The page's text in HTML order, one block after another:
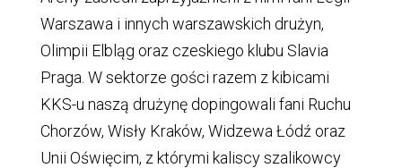
Warszawa i innych warszawskich drużyn,
Olimpii Elbląg oraz czeskiego klubu Slavia
Praga. W sektorze gości razem z kibicami
KKS-u naszą drużynę dopingowali fani Ruchu
Chorzów, Wisły Kraków, Widzewa Łódź oraz
Unii Oświęcim, z którymi kaliscy szalikowcy